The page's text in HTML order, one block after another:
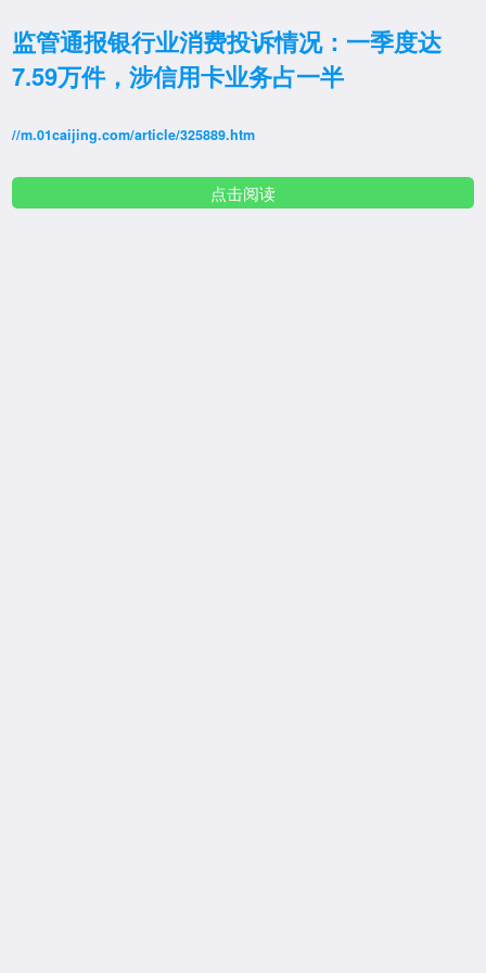
监管通报银行业消费投诉情况：一季度达
7.59万件，涉信用卡业务占一半
//m.01caijing.com/article/325889.htm
点击阅读